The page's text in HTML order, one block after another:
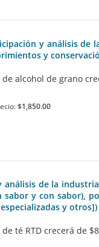
y análisis
y
alcohol de grano
$1,850.00
análisis de la
y con sabor),
y
té RTD crecerá de